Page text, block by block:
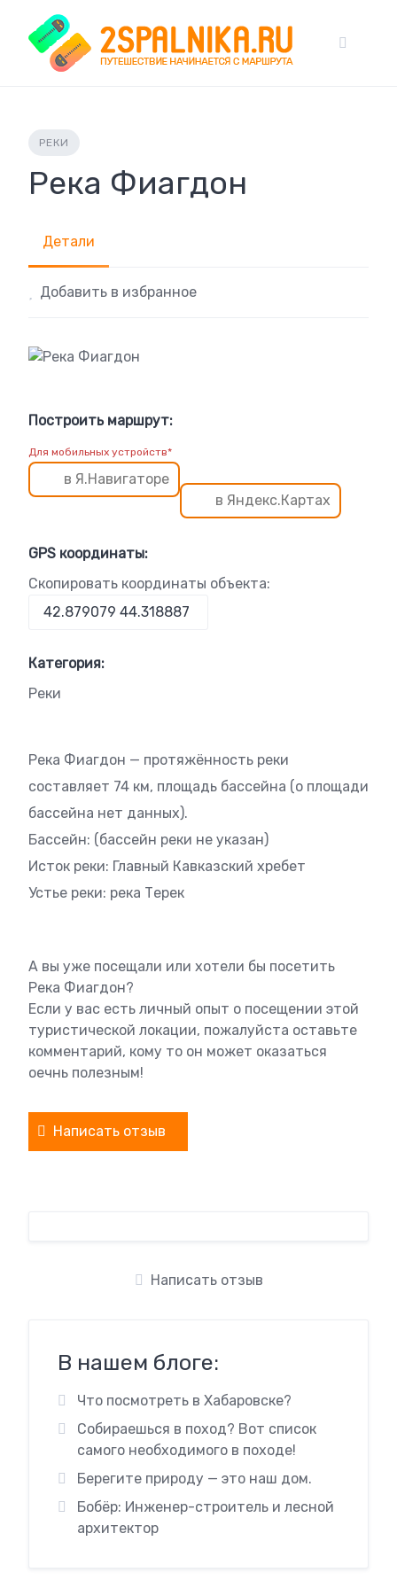
content
РЕКИ
Река Фиагдон
Детали
Добавить в избранное
Построить маршрут:
Для мобильных устройств*
в Я.Навигаторе
в Яндекс.Картах
GPS координаты:
Скопировать координаты объекта:
Категория:
Реки
Река Фиагдон — протяжённость реки
составляет 74 км, площадь бассейна (о площади
бассейна нет данных).
Бассейн: (бассейн реки не указан)
Исток реки: Главный Кавказский хребет
Устье реки: река Терек
А вы уже посещали или хотели бы посетить
Река Фиагдон?
Если у вас есть личный опыт о посещении этой
туристической локации, пожалуйста оставьте
комментарий, кому то он может оказаться
оечнь полезным!
Написать отзыв
Написать отзыв
В нашем блоге:
Что посмотреть в Хабаровске?
Собираешься в поход? Вот список
самого необходимого в походе!
Берегите природу — это наш дом.
Бобёр: Инженер-строитель и лесной
архитектор